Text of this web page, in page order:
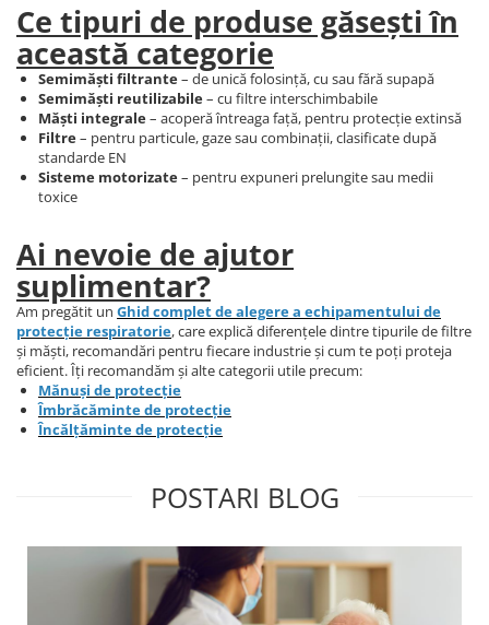
Antifoane interne reutilizabile
Antifoane interne cu fir
PROTECȚIE RESPIRATORIE
Protecție respiratorie de unică
folosință
Măști integrale reutilizabile
Semi-măști reutilizabile
Accesorii protectie respiratorie
LUCRU LA ÎNĂLȚIME
Centuri și hamuri
Mijloace de legatură și
absorbitoare de energie
Dispozitive de ancorare și
conectare
Seturi și kituri complete
Dispozitive de salvare
Ce tipuri de produse găsești în
această categorie
Semimăști filtrante– de unică folosință, cu sau fără supapă
Semimăști reutilizabile– cu filtre interschimbabile
Măști integrale– acoperă întreaga față, pentru protecție extinsă
Filtre– pentru particule, gaze sau combinații, clasificate după
standarde EN
Sisteme motorizate– pentru expuneri prelungite sau medii
toxice
Ai nevoie de ajutor
suplimentar?
Am pregătit un Ghid complet de alegere a echipamentului de
protecție respiratorie, care explică diferențele dintre tipurile de filtre
și măști, recomandări pentru fiecare industrie și cum te poți proteja
eficient. Îți recomandăm și alte categorii utile precum:
Mănuși de protecție
Îmbrăcăminte de protecție
Încălțăminte de protecție
POSTARI BLOG